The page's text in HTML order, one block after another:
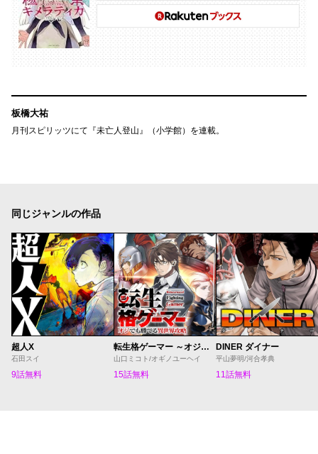
板橋大祐
月刊スピリッツにて『未亡人登山』（小学館）を連載。
同じジャンルの作品
超人X
石田スイ
9話無料
転生格ゲーマー ～オジでも勝てる異世界攻略～
山口ミコト/オギノユーヘイ
15話無料
DINER ダイナー
平山夢明/河合孝典
11話無料